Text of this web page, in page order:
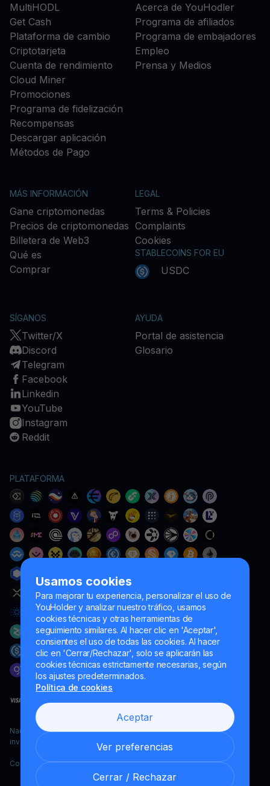
Usamos cookies
Para mejorar tu experiencia, personalizar el uso de
YouHolder y analizar nuestro tráfico, usamos
cookies técnicas y otras herramientas de
seguimiento similares. Al hacer clic en 'Aceptar',
consientes el uso de todas las cookies. Al hacer
clic en 'Cerrar/Rechazar', solo se aplicarán las
cookies técnicas estrictamente necesarias, según
los ajustes predeterminados.
Política de cookies
Aceptar
Ver preferencias
Cerrar / Rechazar
MultiHODL
Get Cash
Plataforma de cambio
Criptotarjeta
Cuenta de rendimiento
Cloud Miner
Promociones
Programa de fidelización
Recompensas
Descargar aplicación
Métodos de Pago
Acerca de YouHodler
Programa de afiliados
Programa de embajadores
Empleo
Prensa y Medios
MÁS INFORMACIÓN
Gane criptomonedas
Precios de criptomonedas
Billetera de Web3
Qué es
Comprar
LEGAL
Terms & Policies
Complaints
Cookies
STABLECOINS FOR EU
USDC
SÍGANOS
Twitter/X
Discord
Telegram
Facebook
Linkedin
YouTube
Instagram
Reddit
AYUDA
Portal de asistencia
Glosario
PLATAFORMA
Naumard LTD. – únicamente para fines de desarrollo informático,
investigación y marketing
Copyright YouHodler, 2026.